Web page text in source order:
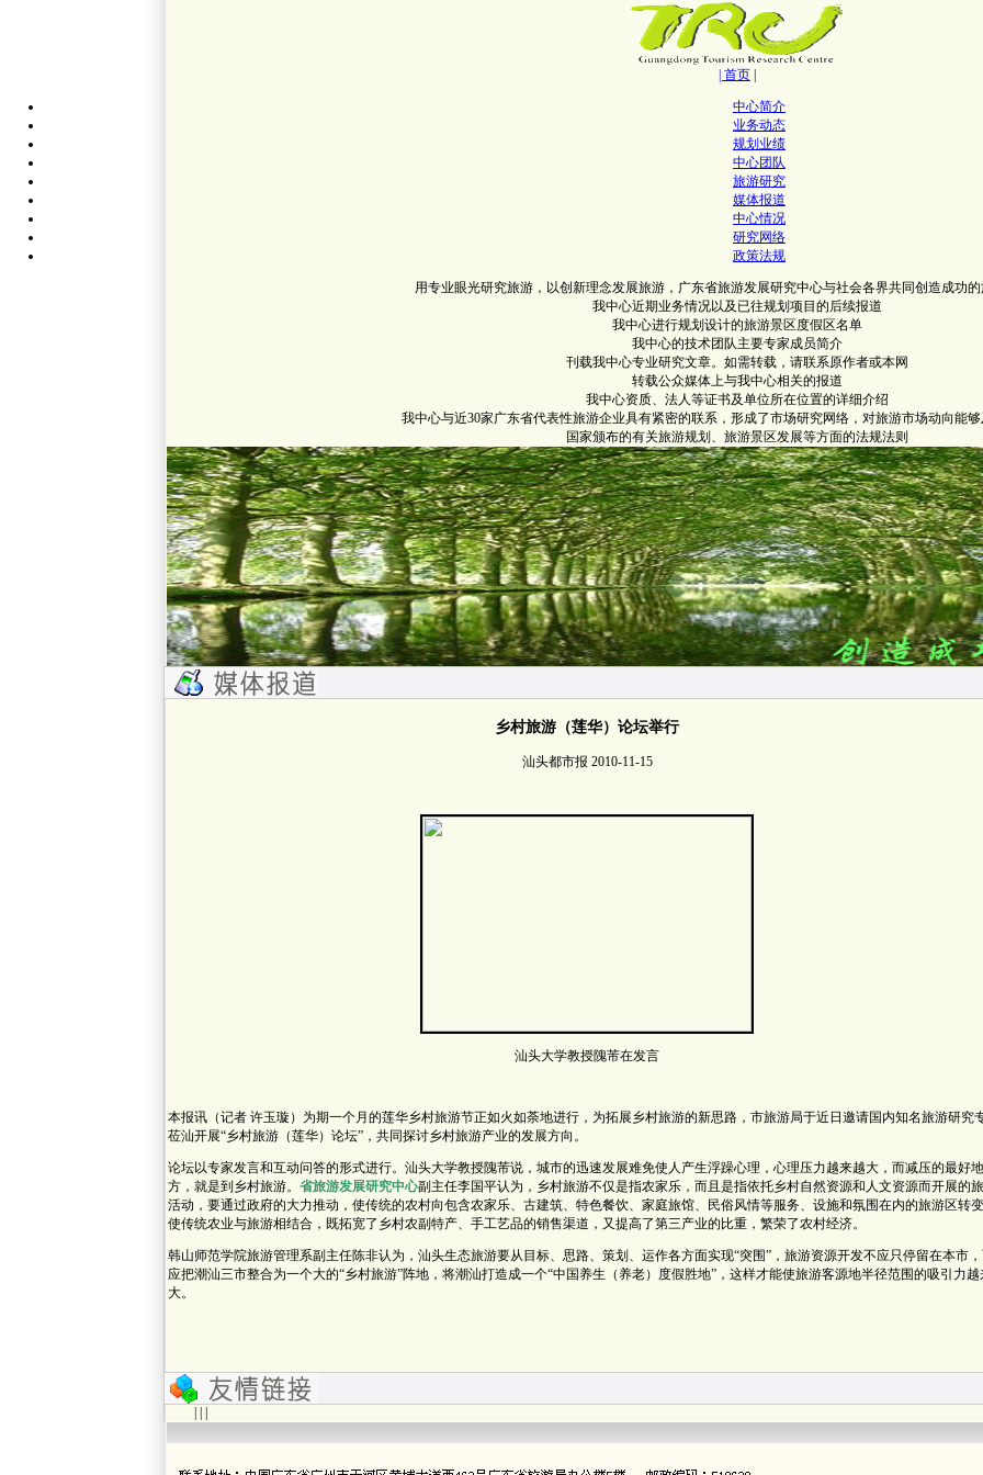
| 首页
中心简介
业务动态
规划业绩
中心团队
旅游研究
媒体报道
中心情况
研究网络
政策法规
用专业眼光研究旅游，以创新理念发展旅游，广东省旅游发展研究中心与社会各界共同创造成功
我中心近期业务情况以及已往规划项目的后续报道
我中心进行规划设计的旅游景区度假区名单
我中心的技术团队主要专家成员简介
刊载我中心专业研究文章。如需转载，请联系原作者或本网
转载公众媒体上与我中心相关的报道
我中心资质、法人等证书及单位所在位置的详细介绍
我中心与近30家广东省代表性旅游企业具有紧密的联系，形成了市场研究网络，对旅游市场动向能
国家颁布的有关旅游规划、旅游景区发展等方面的法规法则
乡村旅游（莲华）论坛举行
汕头都市报 2010-11-15
汕头大学教授隗芾在发言
本报讯（记者 许玉璇）为期一个月的莲华乡村旅游节正如火如荼地进行，为拓展乡村旅游的新思路，市旅游局于近日邀请国内知名旅游研究
莅汕开展“乡村旅游（莲华）论坛”，共同探讨乡村旅游产业的发展方向。
论坛以专家发言和互动问答的形式进行。汕头大学教授隗芾说，城市的迅速发展难免使人产生浮躁心理，心理压力越来越大，而减压的最好地
方，就是到乡村旅游。 省旅游发展研究中心副主任李国平认为，乡村旅游不仅是指农家乐，而且是指依托乡村自然资源和人文资源而开展的
活动，要通过政府的大力推动，使传统的农村向包含农家乐、古建筑、特色餐饮、家庭旅馆、民俗风情等服务、设施和氛围在内的旅游区转
使传统农业与旅游相结合，既拓宽了乡村农副特产、手工艺品的销售渠道，又提高了第三产业的比重，繁荣了农村经济。
韩山师范学院旅游管理系副主任陈非认为，汕头生态旅游要从目标、思路、策划、运作各方面实现“突围”，旅游资源开发不应只停留在本市
应把潮汕三市整合为一个大的“乡村旅游”阵地，将潮汕打造成一个“中国养生（养老）度假胜地”，这样才能使旅游客源地半径范围的吸引力越
大。